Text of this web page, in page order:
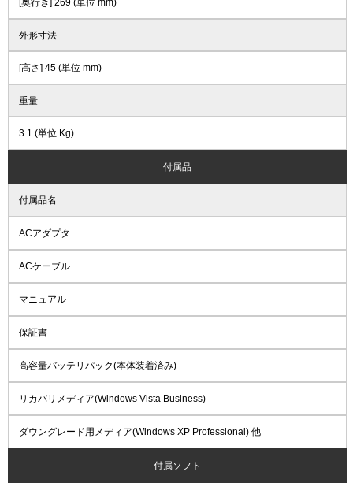
[奥行き] 269 (単位 mm)
外形寸法
[高さ] 45 (単位 mm)
重量
3.1 (単位 Kg)
付属品
付属品名
ACアダプタ
ACケーブル
マニュアル
保証書
高容量バッテリパック(本体装着済み)
リカバリメディア(Windows Vista Business)
ダウングレード用メディア(Windows XP Professional) 他
付属ソフト